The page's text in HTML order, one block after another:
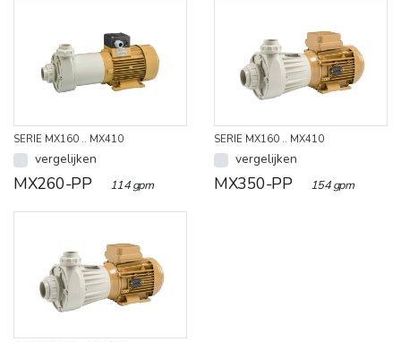
SERIE MX160 .. MX410
vergelijken
MX260-PP 114 gpm
SERIE MX160 .. MX410
vergelijken
MX350-PP 154 gpm